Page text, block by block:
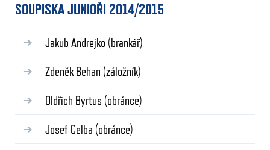
SOUPISKA JUNIOŘI 2014/2015
Jakub Andrejko (brankář)
Zdeněk Behan (záložník)
Oldřich Byrtus (obránce)
Josef Celba (obránce)